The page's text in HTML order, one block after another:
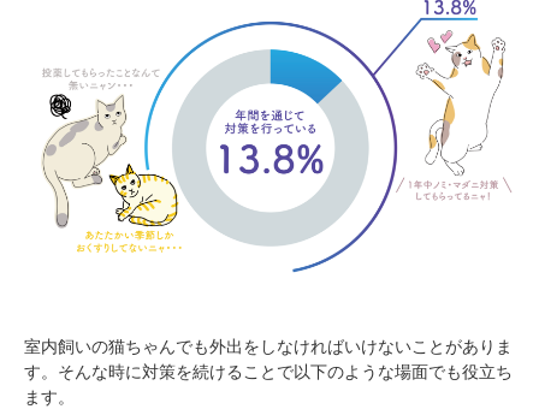
室内飼いの猫ちゃんでも外出をしなければいけないことがありま
す。そんな時に対策を続けることで以下のような場面でも役立ち
ます。
アプリをダウンロードする